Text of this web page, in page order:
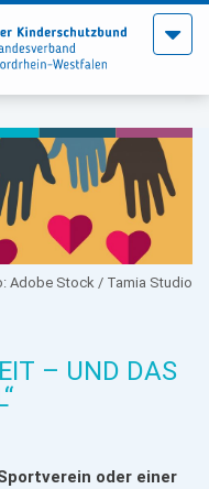
Menü
Adobe Stock / Tamia Studio
– UND DAS
oder einer